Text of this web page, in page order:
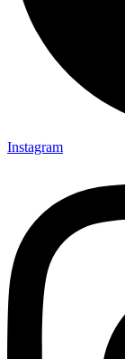
Instagram